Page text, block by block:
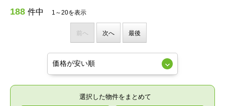
188 件中 1～20を表示
前へ 次へ 最後
選択した物件をまとめて